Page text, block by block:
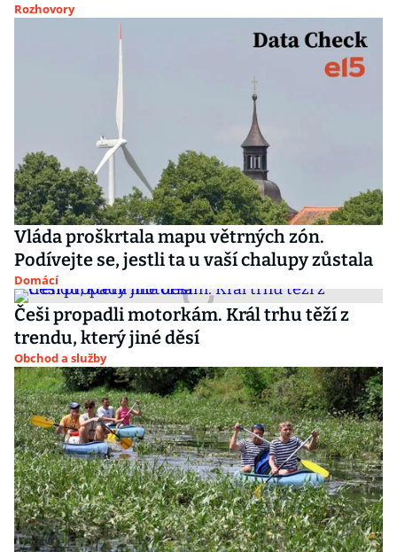
Rozhovory
Vláda proškrtala mapu větrných zón.
Podívejte se, jestli ta u vaší chalupy zůstala
Domácí
Češi propadli motorkám. Král trhu těží z
trendu, který jiné děsí
Obchod a služby